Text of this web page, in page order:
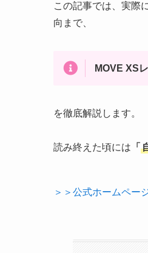
この記事では、実際
向まで、
MOVE XS
を徹底解説します。
読み終えた頃には 「
＞＞公式ホームペー